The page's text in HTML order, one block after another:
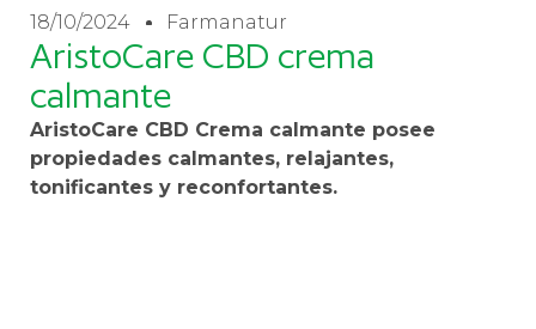
18/10/2024 Farmanatur
AristoCare CBD crema
calmante
AristoCare CBD Crema calmante posee
propiedades calmantes, relajantes,
tonificantes y reconfortantes.